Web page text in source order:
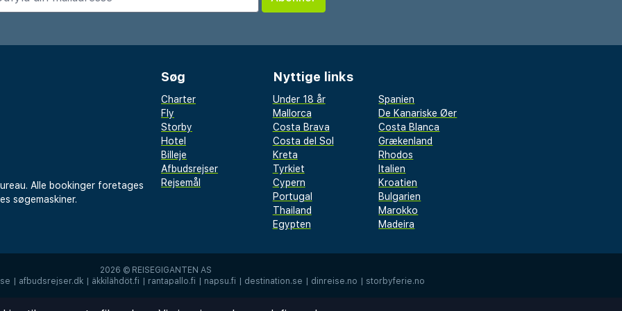
en daglig
for at starte din
bekvemme
oplevelse.
gennemtænkte
Edinburgh Royal Mile
der søger
Alle bookinger foretages
søgemaskiner.
Søg
Charter
Fly
Storby
Hotel
Billeje
Afbudsrejser
Rejsemål
Nyttige links
Under 18 år
Spanien
Mallorca
De Kanariske Øer
Costa Brava
Costa Blanca
Costa del Sol
Grækenland
Kreta
Rhodos
Tyrkiet
Italien
Cypern
Kroatien
Portugal
Bulgarien
Thailand
Marokko
Egypten
Madeira
2026 © REISEGIGANTEN AS
afbudsrejser.dk äkkilähdöt.fi rantapallo.fi napsu.fi destination.se dinreise.no storbyferie.no